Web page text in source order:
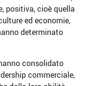
positiva, cioè quella
ed economie,
determinato
consolidato
commerciale,